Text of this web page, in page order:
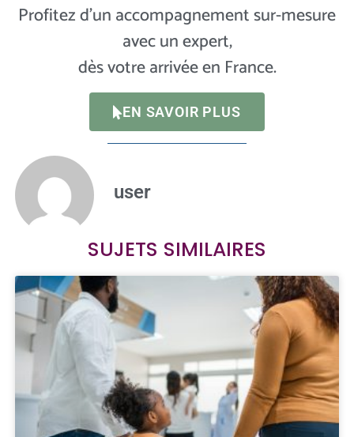
Profitez d’un accompagnement sur-mesure
avec un expert,
dès votre arrivée en France.
EN SAVOIR PLUS
user
SUJETS SIMILAIRES